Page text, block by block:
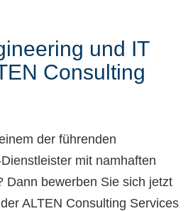
und IT
Consulting
der führenden
mit namhaften
Dann bewerben Sie sich jetzt
ALTEN Consulting Services